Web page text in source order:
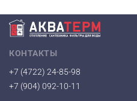
КОНТАКТЫ
+7 (4722) 24-85-98
+7 (904) 092-10-11